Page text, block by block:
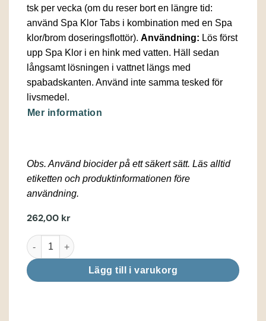
tsk per vecka (om du reser bort en längre tid:
använd Spa Klor Tabs i kombination med en Spa
klor/brom doseringsflottör). Användning: Lös först
upp Spa Klor i en hink med vatten. Häll sedan
långsamt lösningen i vattnet längs med
spabadskanten. Använd inte samma tesked för
livsmedel.
Mer information
Obs. Använd biocider på ett säkert sätt. Läs alltid
etiketten och produktinformationen före
användning.
262,00 kr
Spa Klor, granulat 1kg mängd
Lägg till i varukorg